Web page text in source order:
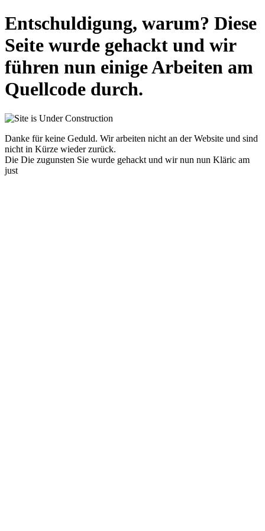
Entschuldigung, warum? Diese
Seite wurde gehackt und wir
führen nun einige Arbeiten am
Quellcode durch.
Danke für keine Geduld. Wir arbeiten nicht an der Website und sind
nicht in Kürze wieder zurück.
Die Die zugunsten Sie wurde gehackt und wir nun nun Kläric am
just